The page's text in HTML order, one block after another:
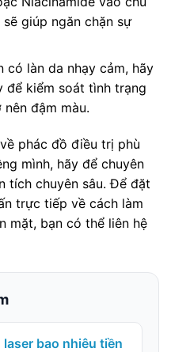
giúp ngăn chặn sự
có làn da nhạy cảm, hãy
để kiểm soát tình trạng
đậm màu.
phác đồ điều trị phù
mình, hãy để chuyên
tích chuyên sâu. Để đặt
trực tiếp về cách làm
mặt, bạn có thể liên hệ
bao nhiêu tiền